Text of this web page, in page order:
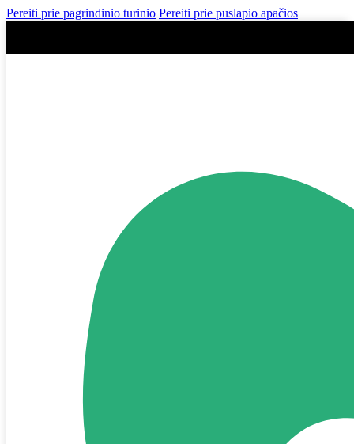
Pereiti prie pagrindinio turinio Pereiti prie puslapio apačios